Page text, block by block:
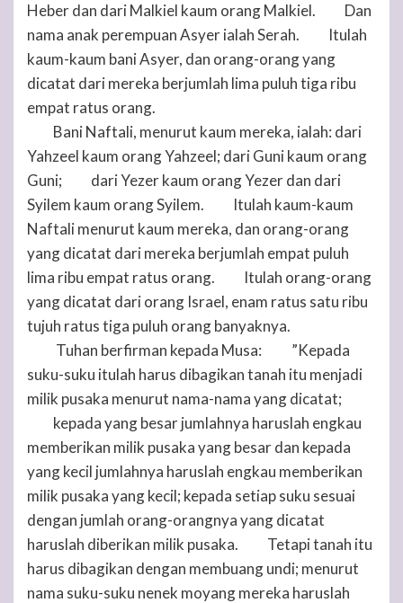
Heber dan dari Malkiel kaum orang Malkiel.
Dan
nama anak perempuan Asyer ialah Serah.
Itulah
kaum-kaum bani Asyer, dan orang-orang yang
dicatat dari mereka berjumlah lima puluh tiga ribu
empat ratus orang.
Bani Naftali, menurut kaum mereka, ialah: dari
Yahzeel kaum orang Yahzeel; dari Guni kaum orang
Guni;
dari Yezer kaum orang Yezer dan dari
Syilem kaum orang Syilem.
Itulah kaum-kaum
Naftali menurut kaum mereka, dan orang-orang
yang dicatat dari mereka berjumlah empat puluh
lima ribu empat ratus orang.
Itulah orang-orang
yang dicatat dari orang Israel, enam ratus satu ribu
tujuh ratus tiga puluh orang banyaknya.
Tuhan berfirman kepada Musa:
”Kepada
suku-suku itulah harus dibagikan tanah itu menjadi
milik pusaka menurut nama-nama yang dicatat;
kepada yang besar jumlahnya haruslah engkau
memberikan milik pusaka yang besar dan kepada
yang kecil jumlahnya haruslah engkau memberikan
milik pusaka yang kecil; kepada setiap suku sesuai
dengan jumlah orang-orangnya yang dicatat
haruslah diberikan milik pusaka.
Tetapi tanah itu
harus dibagikan dengan membuang undi; menurut
nama suku-suku nenek moyang mereka haruslah